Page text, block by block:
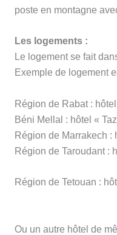
poste en montagne
Les logements :
Le logement se fait
Exemple de logement
Région de Rabat :
Béni Mellal : hôtel «
Région de Marrakech :
Région de Taroudant :
Région de Tetouan :
Ou un autre hôtel de